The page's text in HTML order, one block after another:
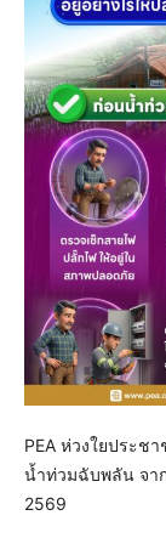
PEA ห่วงใยประช
น้ำท่วมฉับพลัน จา
2569